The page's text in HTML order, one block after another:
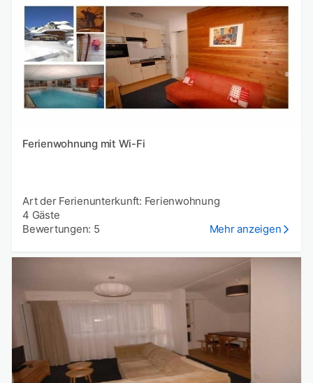
Ferienwohnung mit Wi-Fi
Art der Ferienunterkunft: Ferienwohnung
4 Gäste
Bewertungen: 5
Mehr anzeigen